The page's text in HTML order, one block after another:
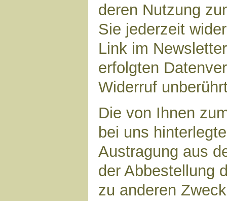
deren Nutzung
Sie jederzeit
Link im
erfolgten
Widerruf
Die von Ihnen
bei uns
Austragung aus
der Abbestellung
zu anderen